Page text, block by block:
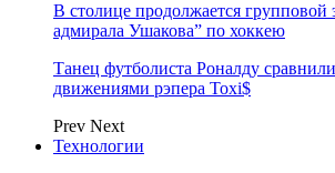
В столице продолжается групповой
адмирала Ушакова” по хоккею
Танец футболиста Роналду
движениями рэпера Toxi$
Prev Next
Технологии